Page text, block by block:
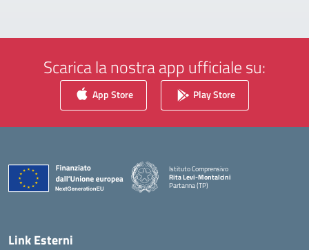
Scarica la nostra app ufficiale su:
App Store Play Store
Istituto Comprensivo
Rita Levi-Montalcini
Partanna (TP)
Link Esterni